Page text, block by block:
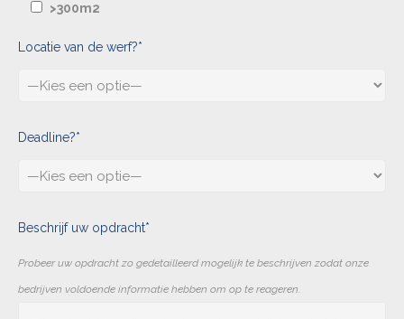
>300m2
Locatie van de werf?*
Deadline?*
Beschrijf uw opdracht*
Probeer uw opdracht zo gedetailleerd mogelijk te beschrijven zodat onze
bedrijven voldoende informatie hebben om op te reageren.